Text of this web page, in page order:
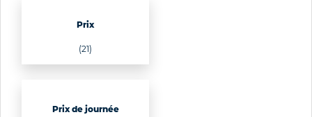
Prix
(21)
Prix de journée